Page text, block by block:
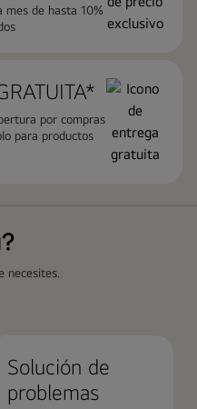
mes de hasta 10%
por compras
para productos
necesites.
Solución de
problemas